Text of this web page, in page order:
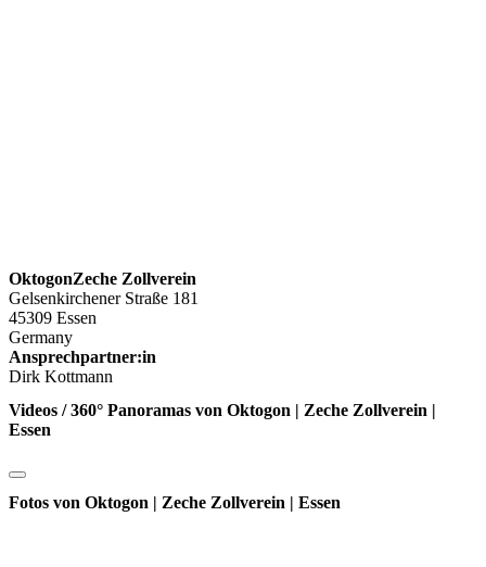
OktogonZeche Zollverein
Gelsenkirchener Straße 181
45309 Essen
Germany
Ansprechpartner:in
Dirk Kottmann
Videos / 360° Panoramas von Oktogon | Zeche Zollverein |
Essen
Fotos von Oktogon | Zeche Zollverein | Essen